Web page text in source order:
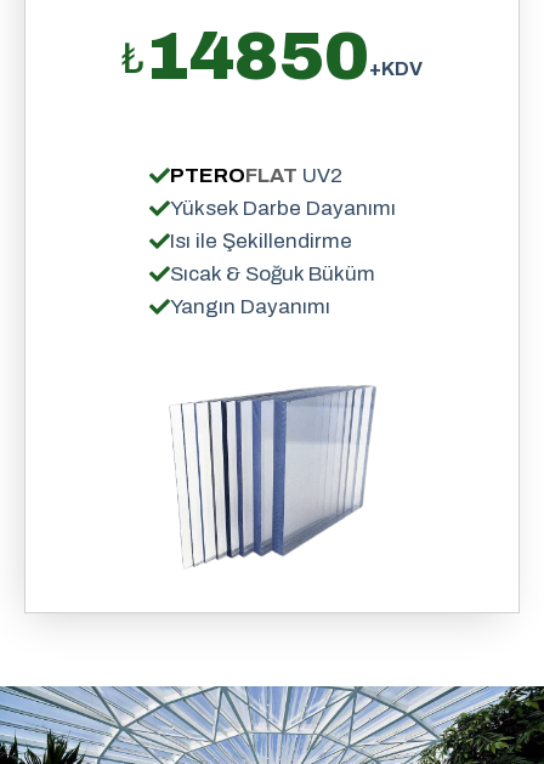
₺14850+KDV
PTEROFLAT UV2
Yüksek Darbe Dayanımı
Isı ile Şekillendirme
Sıcak & Soğuk Büküm
Yangın Dayanımı